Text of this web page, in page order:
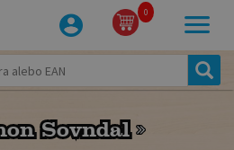
0
Sovndal
Sovndal